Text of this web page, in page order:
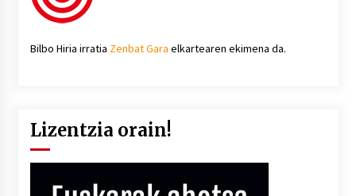
Bilbo Hiria irratia Zenbat Gara elkartearen ekimena da.
Lizentzia orain!